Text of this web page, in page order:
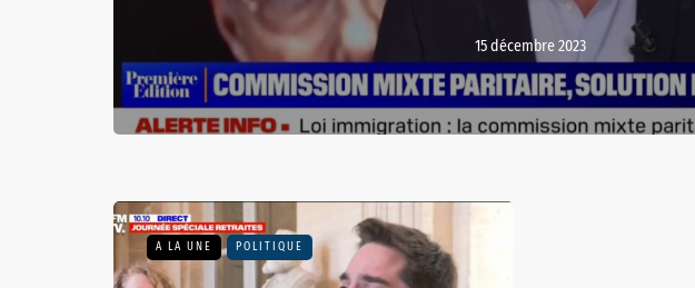
15 décembre 2023
A LA UNE POLITIQUE